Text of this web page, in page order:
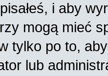
i aby
mogą mieć
tylko po to,
lub